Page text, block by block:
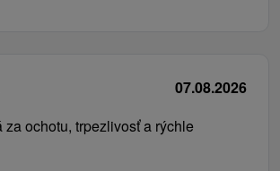
07.08.2026
za ochotu, trpezlivosť a rýchle